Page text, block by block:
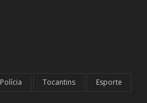
Polícia Tocantins Esporte